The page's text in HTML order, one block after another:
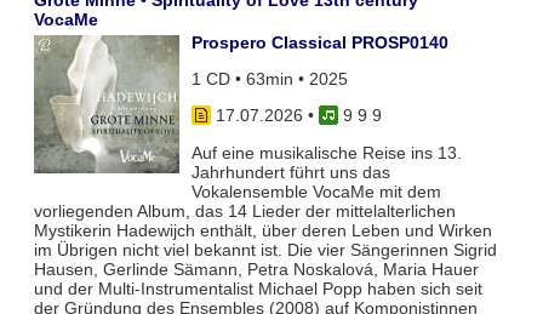
VocaMe
Prospero Classical PROSP0140
1 CD • 63min • 2025
17.07.2026 •
9 9 9
Auf eine musikalische Reise ins 13.
Jahrhundert führt uns das
Vokalensemble VocaMe mit dem
vorliegenden Album, das 14 Lieder der mittelalterlichen
Mystikerin Hadewijch enthält, über deren Leben und Wirken
im Übrigen nicht viel bekannt ist. Die vier Sängerinnen Sigrid
Hausen, Gerlinde Sämann, Petra Noskalová, Maria Hauer
und der Multi-Instrumentalist Michael Popp haben sich seit
der Gründung des Ensembles (2008) auf Komponistinnen